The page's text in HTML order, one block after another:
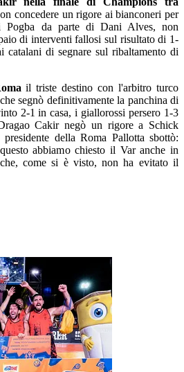
concedere un rigore ai bianconeri per
Pogba da parte di Dani Alves, non
di interventi fallosi sul risultato di 1-
catalani di segnare sul ribaltamento di
il triste destino con l'arbitro turco
segnò definitivamente la panchina di
2-1 in casa, i giallorossi persero 1-3
Cakir negò un rigore a Schick
della Roma Pallotta sbottò:
abbiamo chiesto il Var anche in
come si è visto, non ha evitato il